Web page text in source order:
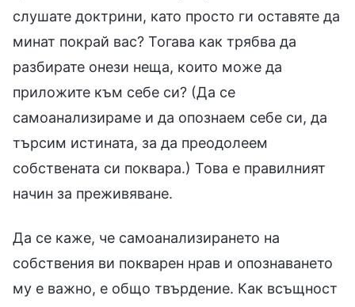
слушате доктрини, като просто ги оставяте да
минат покрай вас? Тогава как трябва да
разбирате онези неща, които може да
приложите към себе си? (Да се
самоанализираме и да опознаем себе си, да
търсим истината, за да преодолеем
собствената си поквара.) Това е правилният
начин за преживяване.
Да се каже, че самоанализирането на
собствения ви покварен нрав и опознаването
му е важно, е общо твърдение. Как всъщност